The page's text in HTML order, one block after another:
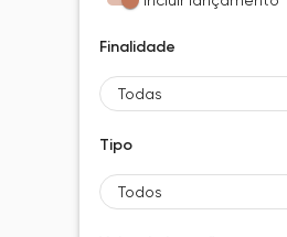
Finalidade
Todas
Tipo
Todos